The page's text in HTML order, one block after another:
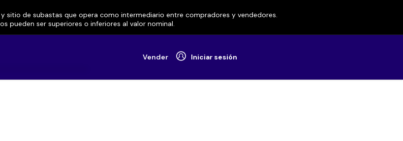
sitio de subastas que opera como intermediario entre compradores y vendedores.
pueden ser superiores o inferiores al valor nominal.
Vender Iniciar sesión